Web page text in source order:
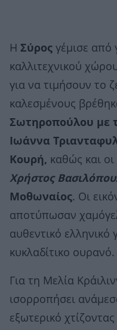
Η Σύρος γέμισε
καλλιτεχνικού
για να τιμήσουν το
καλεσμένους
Σωτηροπούλου με
Ιωάννα
Κουρή, καθώς και οι
Χρήστος
Μοθωναίος. Οι
αποτύπωσαν
αυθεντικό ελληνικό
κυκλαδίτικο ουρανό.
Για τη Μελία
ισορροπήσει
εξωτερικό